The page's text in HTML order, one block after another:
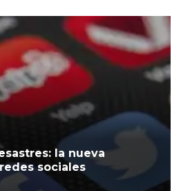
la nueva
sociales